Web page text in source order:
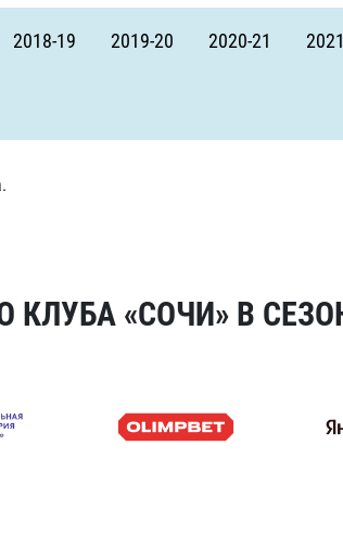
2018-19 2019-20 2020-21
«СОЧИ» В